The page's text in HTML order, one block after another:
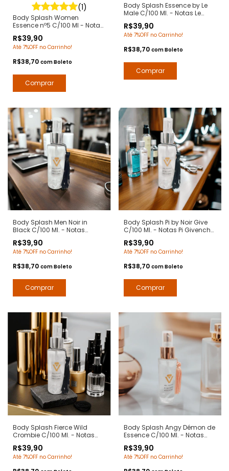
(1)
Body Splash Women
Essence nº5 C/100 Ml - Notas
Desodorante Corporal -
Contratipos Premium - Arte 1
R$39,90
Até 7%OFF no Carrinho!
R$38,70 comBoleto
Body Splash Essence by Le
Male C/100 Ml. - Notas Le
Desodorante Corporal - Arte 1
Perfumes
R$39,90
Até 7%OFF no Carrinho!
R$38,70 comBoleto
Body Splash Men Noir in
Black C/100 Ml. - Notas
Colônia Desodorante
Corporal - Arte 1 Perfumes
R$39,90
Até 7%OFF no Carrinho!
R$38,70 comBoleto
Body Splash Pi by Noir Give
C/100 Ml. - Notas Pi Givenchy
Corporal - Arte 1 Perfumes
R$39,90
Até 7%OFF no Carrinho!
R$38,70 comBoleto
Body Splash Fierce Wild
Crombie C/100 Ml. - Notas
Colônia Desodorante
Corporal - Arte 1 Perfumes
R$39,90
Até 7%OFF no Carrinho!
Body Splash Angy Démon de
Essence C/100 Ml. - Notas
Deo Colônia Desodorante
Corporal - Arte 1 Perfumes
R$39,90
Até 7%OFF no Carrinho!